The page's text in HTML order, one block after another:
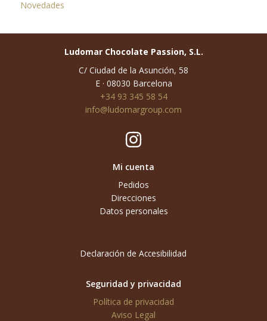
Novedades
Ludomar Chocolate Passion, S.L.
C/ Ciudad de la Asunción, 58
E · 08030 Barcelona
+34 93 345 58 54
info@ludomargroup.com
Mi cuenta
Pedidos
Direcciones
Datos personales
Declaración de Accesibilidad
Seguridad y privacidad
Política de privacidad
Aviso Legal